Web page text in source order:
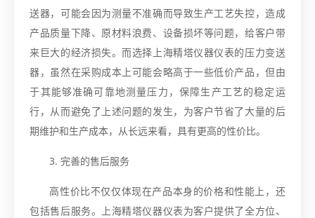
送器，可能会因为测量不准确而导致生产工艺失控，造成
产品质量下降、原材料浪费、设备损坏等问题，给客户带
来巨大的经济损失。而选择上海精塔仪器仪表的压力变送
器，虽然在采购成本上可能会略高于一些低价产品，但由
于其能够准确可靠地测量压力，保障生产工艺的稳定运
行，从而避免了上述问题的发生，为客户节省了大量的后
期维护和生产成本，从长远来看，具有更高的性价比。
3. 完善的售后服务
高性价比不仅仅体现在产品本身的价格和性能上，还
包括售后服务。上海精塔仪器仪表为客户提供了全方位、